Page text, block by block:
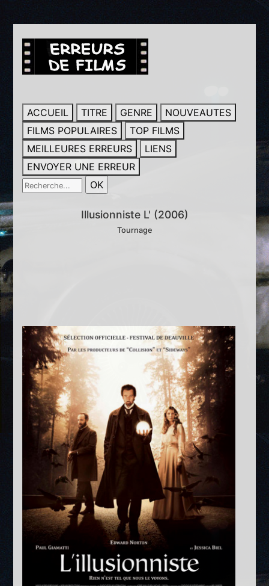
ACCUEIL TITRE GENRE
NOUVEAUTES
FILMS POPULAIRES
TOP FILMS
MEILLEURES ERREURS
LIENS
ENVOYER UNE ERREUR
Illusionniste L' (2006)
Tournage